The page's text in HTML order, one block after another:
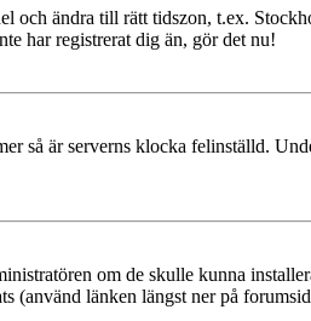
och ändra till rätt tidszon, t.ex.
har registrerat dig än, gör det nu!
så är serverns klocka felinställd.
om de skulle kunna
(använd länken längst ner på